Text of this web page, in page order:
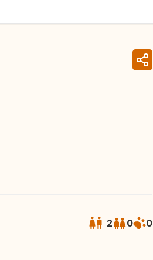
2 0 0